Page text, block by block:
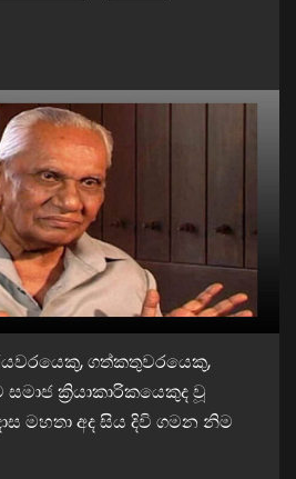
ගත්කතුවරයෙකු,
ක්‍රියාකාරිකයෙකුද වූ
මහතා අද සිය දිවි ගමන නිම